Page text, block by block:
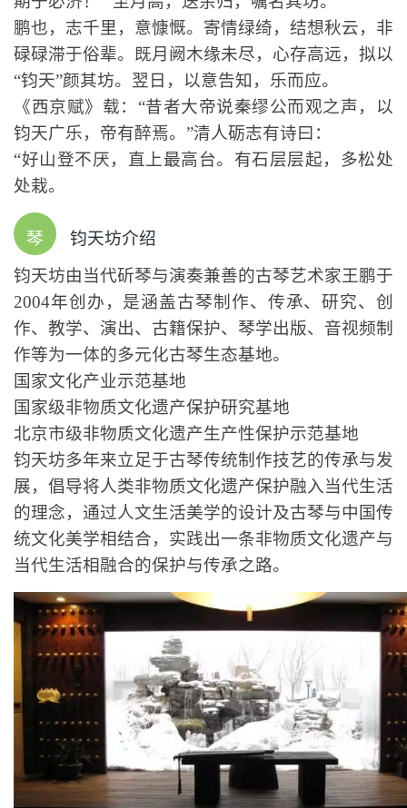
鹏也，志千里，意慷慨。寄情绿绮，结想秋云，非
碌碌滞于俗辈。既月阙木缘未尽，心存高远，拟以
“钧天”颜其坊。翌日，以意告知，乐而应。
《西京赋》载：“昔者大帝说秦缪公而观之声，以
钧天广乐，帝有醉焉。”清人砺志有诗曰：
“好山登不厌，直上最高台。有石层层起，多松处
处栽。
琴
钧天坊介绍
钧天坊由当代斫琴与演奏兼善的古琴艺术家王鹏于
2004年创办，是涵盖古琴制作、传承、研究、创
作、教学、演出、古籍保护、琴学出版、音视频制
作等为一体的多元化古琴生态基地。
国家文化产业示范基地
国家级非物质文化遗产保护研究基地
北京市级非物质文化遗产生产性保护示范基地
钧天坊多年来立足于古琴传统制作技艺的传承与发
展，倡导将人类非物质文化遗产保护融入当代生活
的理念，通过人文生活美学的设计及古琴与中国传
统文化美学相结合，实践出一条非物质文化遗产与
当代生活相融合的保护与传承之路。